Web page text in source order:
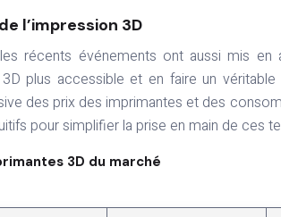
l’impression 3D
récents événements ont aussi mis
plus accessible et en faire un
des prix des imprimantes et des
pour simplifier la prise en main de ces
3D du marché